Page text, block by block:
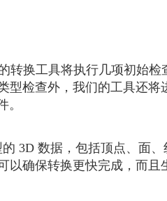
转换工具将执行几项初始
检查外，我们的工具还
。
3D 数据，包括顶点、面
以确保转换更快完成，而且